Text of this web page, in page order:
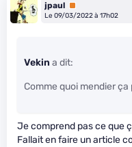
jpaul Premium
Le 09/03/2022 à 17h02
Vekin a dit:
Comme quoi mendier
Je comprend pas ce que
Fallait en faire un article